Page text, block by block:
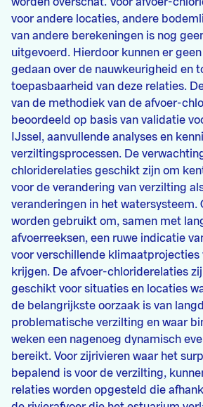
voor andere locaties, andere
van andere berekeningen is nog
uitgevoerd. Hierdoor kunnen er
gedaan over de nauwkeurigheid en
toepasbaarheid van deze relaties.
van de methodiek van de afvoer-
beoordeeld op basis van validatie
IJssel, aanvullende analyses en
verziltingsprocessen. De
chloriderelaties geschikt zijn om
voor de verandering van verzilting
veranderingen in het watersysteem.
worden gebruikt om, samen met
afvoerreeksen, een ruwe indicatie
voor verschillende klimaatprojecties
krijgen. De afvoer-chloriderelaties
geschikt voor situaties en locaties
de belangrijkste oorzaak is van
problematische verzilting en waar
weken een nagenoeg dynamisch
bereikt. Voor zijrivieren waar het
bepalend is voor de verzilting,
relaties worden opgesteld die